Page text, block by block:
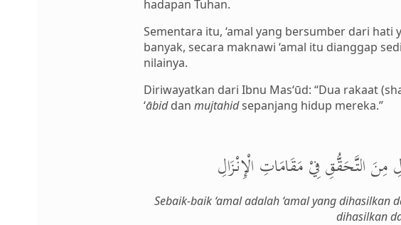
hadapan Tuhan.
Sementara itu, ‘amal yang bersumber dari
banyak, secara maknawi ‘amal itu dianggap
nilainya.
Diriwayatkan dari Ibnu Mas‘ūd: “Dua rakaat
‘ābiddan mujtahidsepanjang hidup mereka.”
Sebaik-baik ‘amal adalah ‘amal yang
dihasilkan